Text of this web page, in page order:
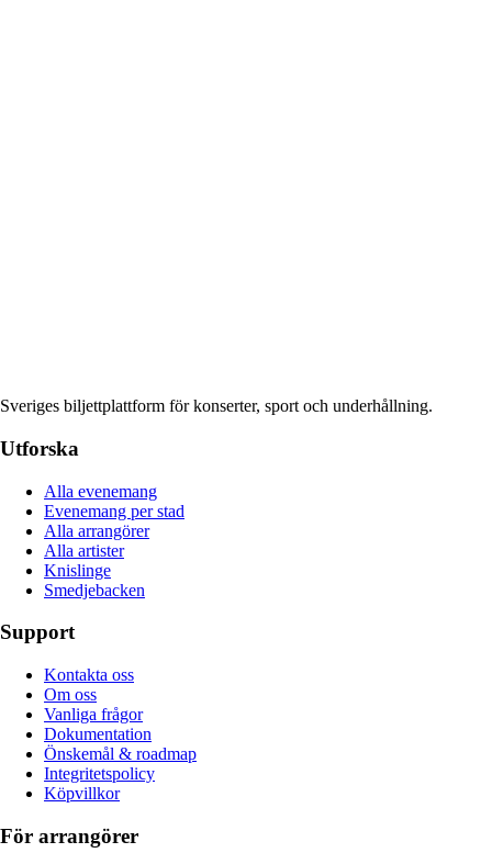
Sveriges biljettplattform för konserter, sport och underhållning.
Utforska
Alla evenemang
Evenemang per stad
Alla arrangörer
Alla artister
Knislinge
Smedjebacken
Support
Kontakta oss
Om oss
Vanliga frågor
Dokumentation
Önskemål & roadmap
Integritetspolicy
Köpvillkor
För arrangörer